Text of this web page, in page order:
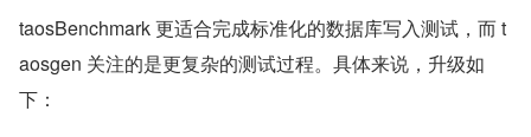
taosBenchmark 更适合完成标准化的数据库写入测试，而 t
aosgen 关注的是更复杂的测试过程。具体来说，升级如
下：